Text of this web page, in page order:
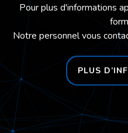
Pour plus d'informations
Notre personnel vous
PLUS